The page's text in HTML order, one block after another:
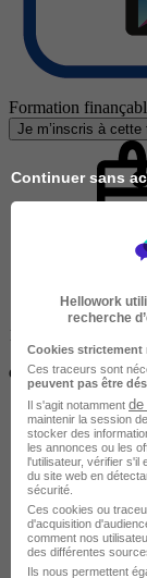
Formation
Je m’inscris à cette
17 années
d'expertise
Continuer sans
Hellowork
recherche
Cookies strictement
Ces traceurs sont
peuvent pas être
Il s'agit notamment de
maintenir la session
stocker des
les annonces ou les
l'utilisateur, vérifier s'il
du site web en
sécurité.
Ces cookies ou
d'acquisition
comment nos
des différentes
Ils nous permettent